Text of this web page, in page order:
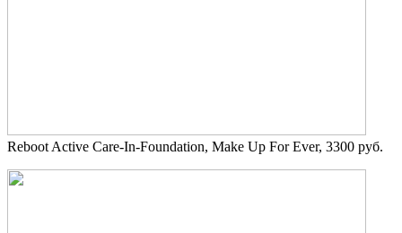
Reboot Active Care-In-Foundation, Make Up For Ever, 3300 руб.